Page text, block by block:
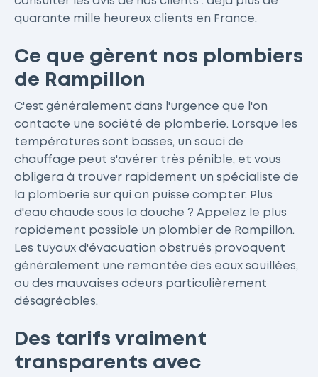
quarante mille heureux clients en France.
Ce que gèrent nos plombiers
de Rampillon
C'est généralement dans l'urgence que l'on
contacte une société de plomberie. Lorsque les
températures sont basses, un souci de
chauffage peut s'avérer très pénible, et vous
obligera à trouver rapidement un spécialiste de
la plomberie sur qui on puisse compter. Plus
d'eau chaude sous la douche ? Appelez le plus
rapidement possible un plombier de Rampillon.
Les tuyaux d'évacuation obstrués provoquent
généralement une remontée des eaux souillées,
ou des mauvaises odeurs particulièrement
désagréables.
Des tarifs vraiment
transparents avec